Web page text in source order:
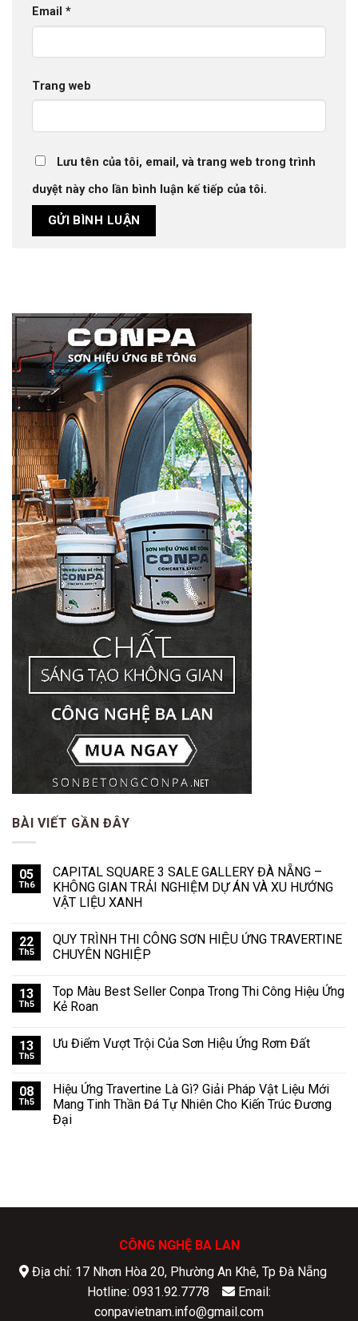
Email *
Trang web
Lưu tên của tôi, email, và trang web trong trình
duyệt này cho lần bình luận kế tiếp của tôi.
BÀI VIẾT GẦN ĐÂY
05
Th6
CAPITAL SQUARE 3 SALE GALLERY ĐÀ NẴNG –
KHÔNG GIAN TRẢI NGHIỆM DỰ ÁN VÀ XU HƯỚNG
VẬT LIỆU XANH
22
Th5
QUY TRÌNH THI CÔNG SƠN HIỆU ỨNG TRAVERTINE
CHUYÊN NGHIỆP
13
Th5
Top Màu Best Seller Conpa Trong Thi Công Hiệu Ứng
Kẻ Roan
13
Th5
Ưu Điểm Vượt Trội Của Sơn Hiệu Ứng Rơm Đất
08
Th5
Hiệu Ứng Travertine Là Gì? Giải Pháp Vật Liệu Mới
Mang Tinh Thần Đá Tự Nhiên Cho Kiến Trúc Đương
Đại
CÔNG NGHỆ BA LAN
Địa chỉ: 17 Nhơn Hòa 20, Phường An Khê, Tp Đà Nẵng
Hotline: 0931.92.7778
Email:
conpavietnam.info@gmail.com